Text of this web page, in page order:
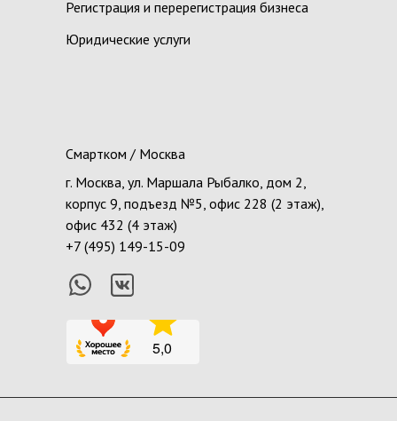
Регистрация и перерегистрация бизнеса
Смартком / Москва
г. Москва, ул. Маршала Рыбалко, дом 2,
корпус 9, подъезд №5, офис 228 (2 этаж),
офис 432 (4 этаж)
+7 (495) 149-15-09
Юридические услуги